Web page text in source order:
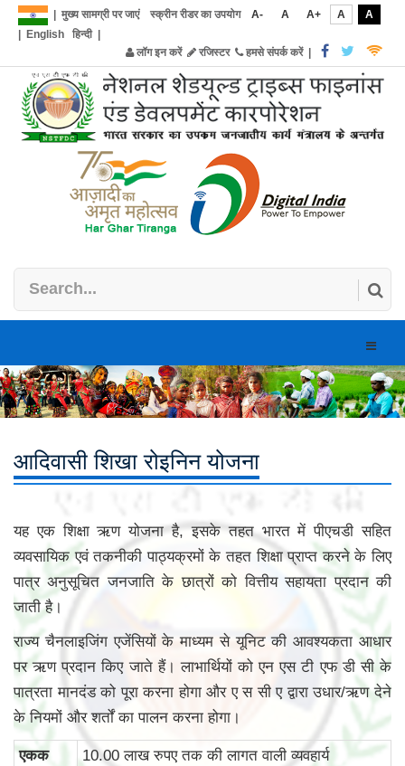
मुख्य सामग्री पर जाएं स्क्रीन रीडर का उपयोग A- A A+ A
A
English हिन्दी|
लॉग इन करें
रजिस्टर हमसे संपर्क करें|
Toggle
आदिवासी शिखा रोइनिन योजना
यह एक शिक्षा ऋण योजना है, इसके तहत भारत में पीएचडी सहित
व्यवसायिक एवं तकनीकी पाठ्यक्रमों के तहत शिक्षा प्राप्त करने के लिए
पात्र अनुसूचित जनजाति के छात्रों को वित्तीय सहायता प्रदान की
जाती है।
राज्य चैनलाइजिंग एजेंसियों के माध्यम से यूनिट की आवश्यकता आधार
पर ऋण प्रदान किए जाते हैं। लाभार्थियों को एन एस टी एफ डी सी के
पात्रता मानदंड को पूरा करना होगा और ए स सी ए द्वारा उधार/ऋण देने
के नियमों और शर्तों का पालन करना होगा।
एकक
10.00 लाख रुपए तक की लागत वाली व्यवहार्य